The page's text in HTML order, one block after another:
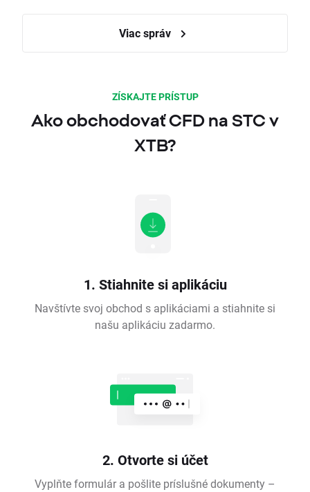
Viac správ
ZÍSKAJTE PRÍSTUP
Ako obchodovať CFD na STC v
XTB?
1. Stiahnite si aplikáciu
Navštívte svoj obchod s aplikáciami a stiahnite si
našu aplikáciu zadarmo.
2. Otvorte si účet
Vyplňte formulár a pošlite príslušné dokumenty –